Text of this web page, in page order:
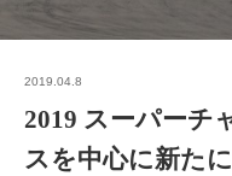
2019.04.8
2019 スーパーチ
スを中心に新た